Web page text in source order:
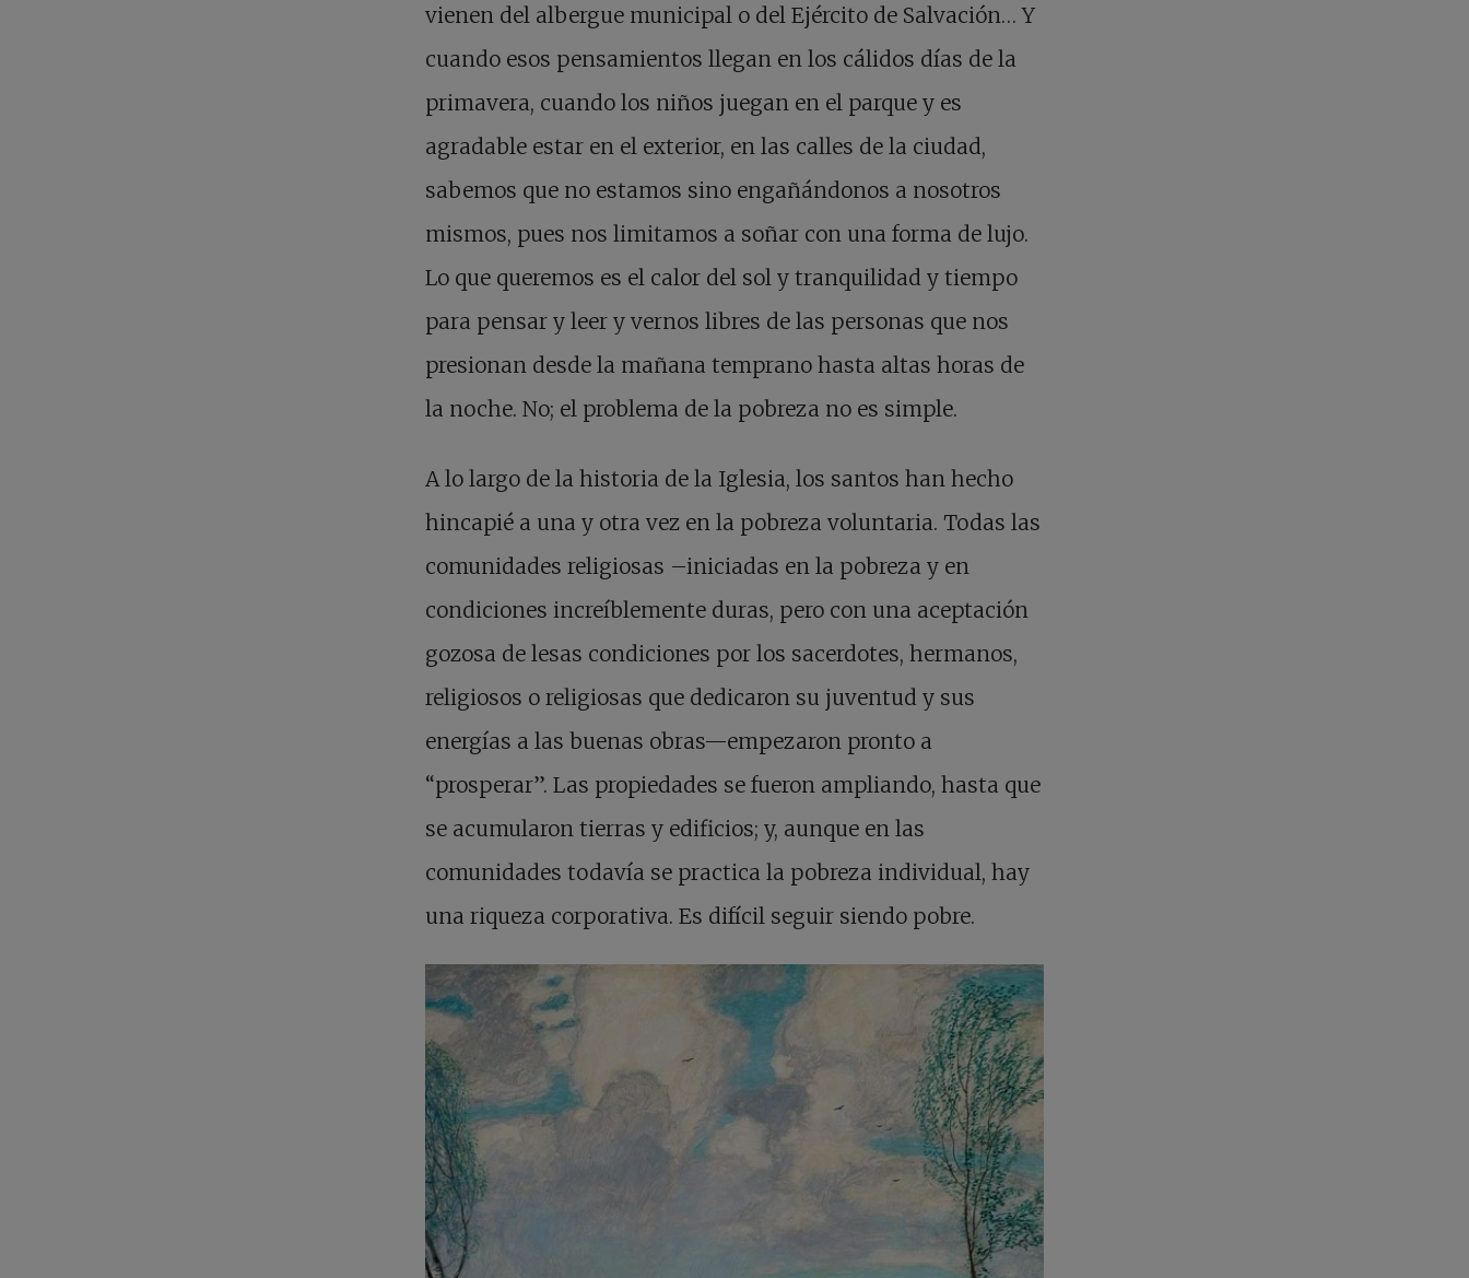
vienen del albergue municipal o del Ejército de Salvación… Y
cuando esos pensamientos llegan en los cálidos días de la
primavera, cuando los niños juegan en el parque y es
agradable estar en el exterior, en las calles de la ciudad,
sabemos que no estamos sino engañándonos a nosotros
mismos, pues nos limitamos a soñar con una forma de lujo.
Lo que queremos es el calor del sol y tranquilidad y tiempo
para pensar y leer y vernos libres de las personas que nos
presionan desde la mañana temprano hasta altas horas de
la noche. No; el problema de la pobreza no es simple.
A lo largo de la historia de la Iglesia, los santos han hecho
hincapié a una y otra vez en la pobreza voluntaria. Todas las
comunidades religiosas –iniciadas en la pobreza y en
condiciones increíblemente duras, pero con una aceptación
gozosa de lesas condiciones por los sacerdotes, hermanos,
religiosos o religiosas que dedicaron su juventud y sus
energías a las buenas obras—empezaron pronto a
“prosperar”. Las propiedades se fueron ampliando, hasta que
se acumularon tierras y edificios; y, aunque en las
comunidades todavía se practica la pobreza individual, hay
una riqueza corporativa. Es difícil seguir siendo pobre.